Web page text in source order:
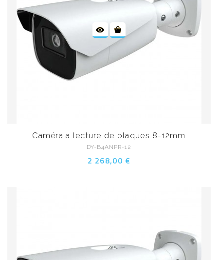
Caméra a lecture de plaques 8-12mm
DY-B4ANPR-12
2 268,00 €